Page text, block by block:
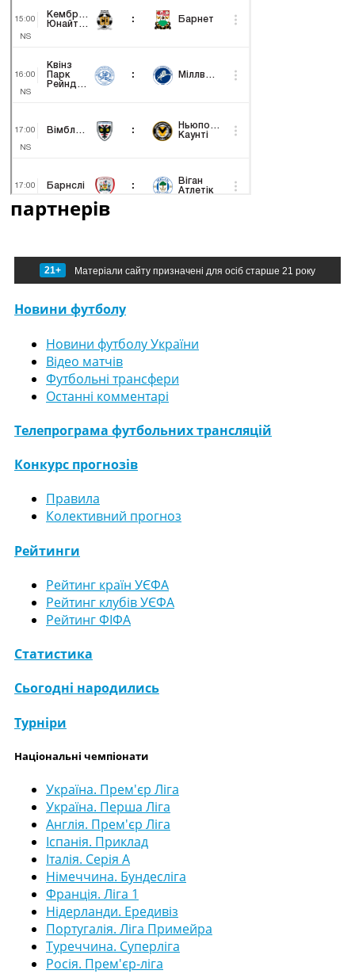
партнерів
21+ Матеріали сайту призначені для осіб старше 21 року
Новини футболу
Новини футболу України
Відео матчів
Футбольні трансфери
Останні комментарі
Телепрограма футбольних трансляцій
Конкурс прогнозів
Правила
Колективний прогноз
Рейтинги
Рейтинг країн УЄФА
Рейтинг клубів УЄФА
Рейтинг ФІФА
Статистика
Сьогодні народились
Турніри
Національні чемпіонати
Україна. Прем'єр Ліга
Україна. Перша Ліга
Англія. Прем'єр Ліга
Іспанія. Приклад
Італія. Серія А
Німеччина. Бундесліга
Франція. Ліга 1
Нідерланди. Ередивіз
Португалія. Ліга Примейра
Туреччина. Суперліга
Росія. Прем'єр-ліга